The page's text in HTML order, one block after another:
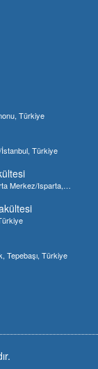
Türkiye
Türkiye
Merkez/Isparta,
Tepebaşı, Türkiye